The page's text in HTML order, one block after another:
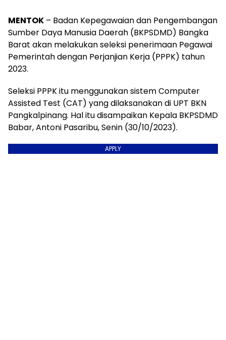
MENTOK – Badan Kepegawaian dan Pengembangan
Sumber Daya Manusia Daerah (BKPSDMD) Bangka
Barat akan melakukan seleksi penerimaan Pegawai
Pemerintah dengan Perjanjian Kerja (PPPK) tahun
2023.
Seleksi PPPK itu menggunakan sistem Computer
Assisted Test (CAT) yang dilaksanakan di UPT BKN
Pangkalpinang. Hal itu disampaikan Kepala BKPSDMD
Babar, Antoni Pasaribu, Senin (30/10/2023).
APPLY